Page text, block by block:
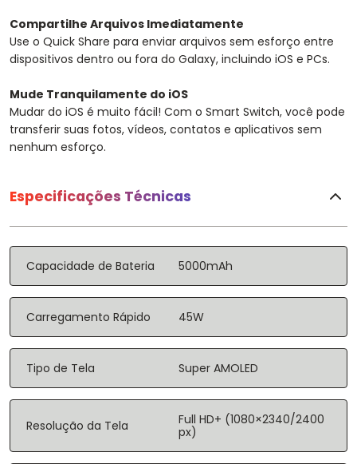
Compartilhe Arquivos Imediatamente
Use o Quick Share para enviar arquivos sem esforço entre
dispositivos dentro ou fora do Galaxy, incluindo iOS e PCs.
Mude Tranquilamente do iOS
Mudar do iOS é muito fácil! Com o Smart Switch, você pode
transferir suas fotos, vídeos, contatos e aplicativos sem
nenhum esforço.
Especificações Técnicas
Capacidade de Bateria 5000mAh
Carregamento Rápido 45W
Tipo de Tela Super AMOLED
Resolução da Tela
Full HD+ (1080×2340/2400
px)